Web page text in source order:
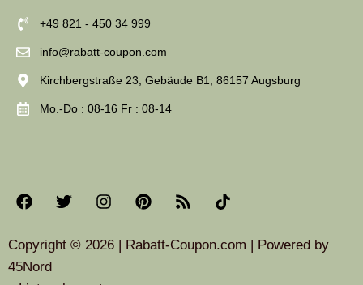
+49 821 - 450 34 999
info@rabatt-coupon.com
Kirchbergstraße 23, Gebäude B1, 86157 Augsburg
Mo.-Do : 08-16 Fr : 08-14
Copyright © 2026 | Rabatt-Coupon.com | Powered by
45Nord